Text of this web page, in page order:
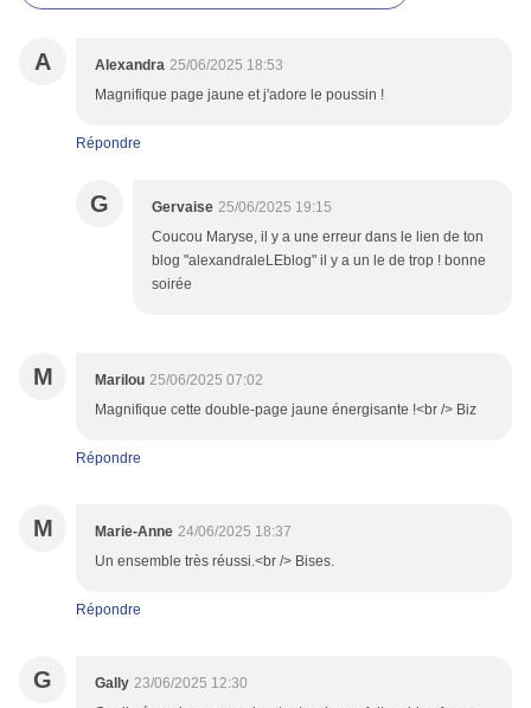
A Alexandra 25/06/2025 18:53
Magnifique page jaune et j'adore le poussin !
Répondre
G Gervaise 25/06/2025 19:15
Coucou Maryse, il y a une erreur dans le lien de ton
blog "alexandraleLEblog" il y a un le de trop ! bonne
soirée
M Marilou 25/06/2025 07:02
Magnifique cette double-page jaune énergisante !<br /> Biz
Répondre
M Marie-Anne 24/06/2025 18:37
Un ensemble très réussi.<br /> Bises.
Répondre
G Gally 23/06/2025 12:30